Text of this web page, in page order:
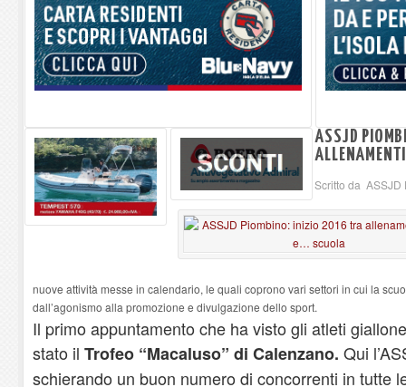
La grave carenza di medici Usmaf sta creando notevoli disagi ai lavoratori
ASSJD
Scritto da ASSJD
nuove attività messe in calendario, le quali coprono vari settori in cui la
dall’agonismo alla promozione e divulgazione dello sport.
Il primo appuntamento che ha visto gli atleti
stato il Trofeo “Macaluso” di Calenzano. Qui
schierando un buon numero di concorrenti in tutte